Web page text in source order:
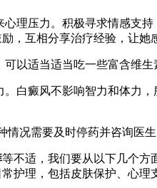
心理压力。积极寻求情感支
，互相分享治疗经验，让她
以适当适当吃一些富含维
。白癜风不影响智力和体力
情况需要及时停药并咨询医
等不适，我们要从以下几个方
护理，包括皮肤保护、心理